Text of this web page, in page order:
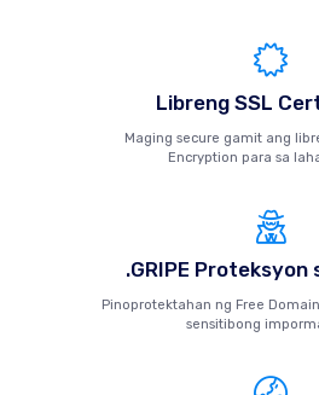
Libreng SSL
Maging secure gamit ang
Encryption para sa
.GRIPE Proteksyon
Pinoprotektahan ng Free
sensitibong